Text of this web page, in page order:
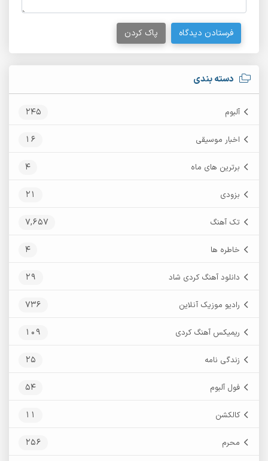
دسته بندی
آلبوم 245
اخبار موسیقی 16
برترین های ماه 4
بزودی 21
تک آهنگ 7,657
خاطره ها 4
دانلود آهنگ کردی شاد 29
رادیو موزیک آنلاین 736
ریمیکس آهنگ کردی 109
زندگی نامه 25
فول آلبوم 54
کالکشن 11
محرم 256
فرستادن دیدگاه پاک کردن